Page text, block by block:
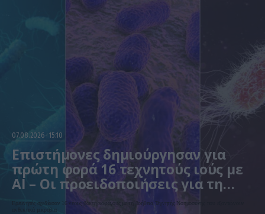
07.08.2026 15:10
Επιστήμονες δημιούργησαν για
πρώτη φορά 16 τεχνητούς ιούς με
AI – Οι προειδοποιήσεις για τη
βιοασφάλεια
Ερευνητές σχεδίασαν 16 νέους βακτηριοφάγους με τη βοήθεια Τεχνητής Νοημοσύνης που εξοντώνουν
ανθεκτικά μικρόβια